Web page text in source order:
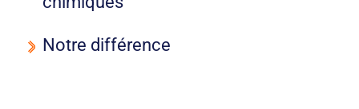
Notre différence